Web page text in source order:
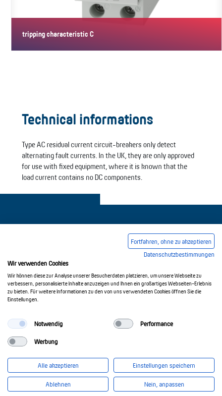
tripping characteristic C
With tripping characteristic C, these circuit-breakers ensure
Technical informations
Type AC residual current circuit-breakers only detect
alternating fault currents. In the UK, they are only approved
for use with fixed equipment, where it is known that the
load current contains no DC components.
Common Conditions Of Trading
Privacy Policy
© 2017-2026 Doepke Schaltgeräte GmbH
Stellmacherstr. 11
info@doepke.de
Fortfahren, ohne zu akzeptieren
Datenschutzbestimmungen
Wir verwenden Cookies
Wir können diese zur Analyse unserer Besucherdaten platzieren, um unsere Webseite zu
verbessern, personalisierte Inhalte anzuzeigen und Ihnen ein großartiges Webseiten-Erlebnis
zu bieten. Für weitere Informationen zu den von uns verwendeten Cookies öffnen Sie die
Einstellungen.
Notwendig Performance
Werbung
Alle akzeptieren Einstellungen speichern
Ablehnen Nein, anpassen